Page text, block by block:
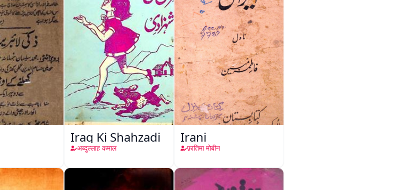
Iraq Ki Shahzadi
अब्दुल्लाह कमाल
Irani
फ़ातिमा मोबीन